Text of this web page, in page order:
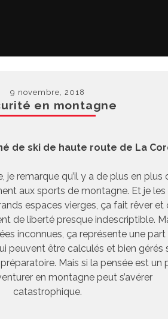
9 novembre, 2018
en montagne
de ski de haute route de La
je remarque qu’il y a de plus en plus
aux sports de montagne. Et je les
espaces vierges, ça fait rêver et
de liberté presque indescriptible.
inconnues, ça représente une part
peuvent être calculés et bien gérés
Mais si la pensée est un
en montagne peut s’avérer
catastrophique.